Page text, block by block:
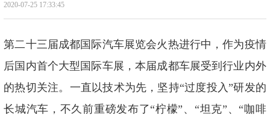
2020-07-25 17:33:45
第二十三届成都国际汽车展览会火热进行中，作为疫情
后国内首个大型国际车展，本届成都车展受到行业内外
的热切关注。一直以技术为先，坚持“过度投入”研发的
长城汽车，不久前重磅发布了“柠檬”、“坦克”、“咖啡